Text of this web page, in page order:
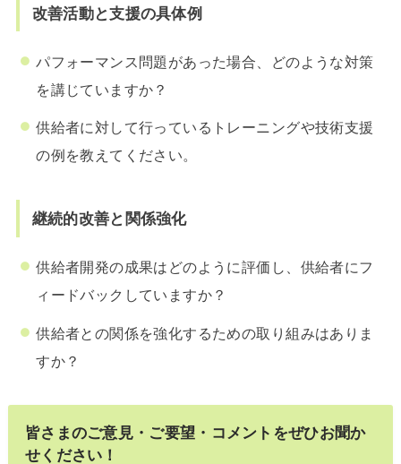
改善活動と支援の具体例
パフォーマンス問題があった場合、どのような対策
を講じていますか？
供給者に対して行っているトレーニングや技術支援
の例を教えてください。
継続的改善と関係強化
供給者開発の成果はどのように評価し、供給者にフ
ィードバックしていますか？
供給者との関係を強化するための取り組みはありま
すか？
皆さまのご意見・ご要望・コメントをぜひお聞か
せください！